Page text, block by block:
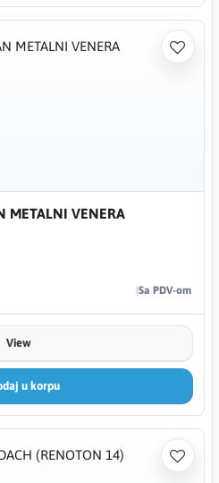
METALNI VENERA
Sa PDV-om
View
u korpu